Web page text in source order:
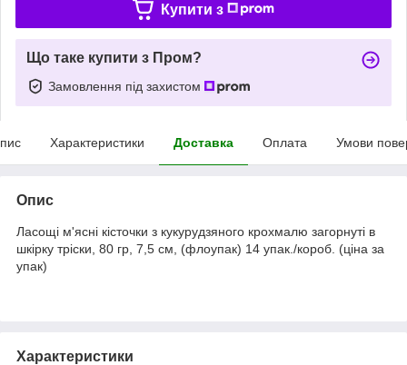
Купити з
Що таке купити з Пром?
Замовлення під захистом
Характеристики Доставка Оплата Умови
Опис
Ласощі м'ясні кісточки з кукурудзяного крохмалю загорнуті в
шкірку тріски, 80 гр, 7,5 см, (флоупак) 14 упак./короб. (ціна за
упак)
Характеристики